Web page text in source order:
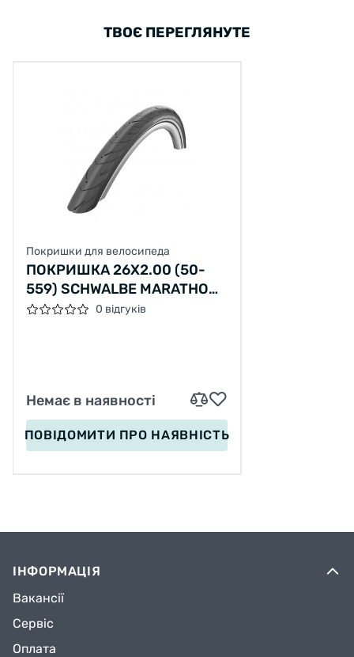
ТВОЄ ПЕРЕГЛЯНУТЕ
Покришки для велосипеда
ПОКРИШКА 26X2.00 (50-
559) SCHWALBE MARATHON
SUPREME 0 відгуків
Немає в наявності
ПОВІДОМИТИ ПРО НАЯВНІСТЬ
ІНФОРМАЦІЯ
Вакансії
Сервіс
Оплата